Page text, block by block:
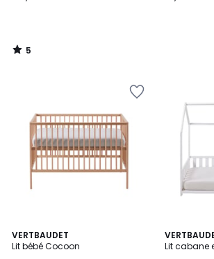
5
/
VERTBAUDET
Lit bébé Cocoon
Lit cabane
2
Couleurs